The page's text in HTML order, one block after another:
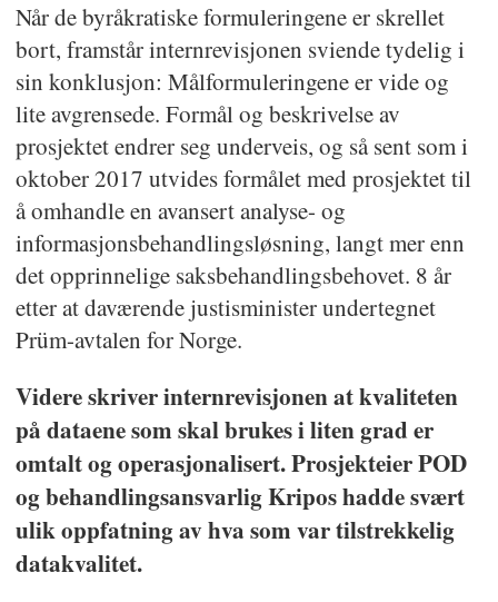
Når de byråkratiske formuleringene er skrellet
bort, framstår internrevisjonen sviende tydelig i
sin konklusjon: Målformuleringene er vide og
lite avgrensede. Formål og beskrivelse av
prosjektet endrer seg underveis, og så sent som i
oktober 2017 utvides formålet med prosjektet til
å omhandle en avansert analyse- og
informasjonsbehandlingsløsning, langt mer enn
det opprinnelige saksbehandlingsbehovet. 8 år
etter at daværende justisminister undertegnet
Prüm-avtalen for Norge.
Videre skriver internrevisjonen at kvaliteten
på dataene som skal brukes i liten grad er
omtalt og operasjonalisert. Prosjekteier POD
og behandlingsansvarlig Kripos hadde svært
ulik oppfatning av hva som var tilstrekkelig
datakvalitet.